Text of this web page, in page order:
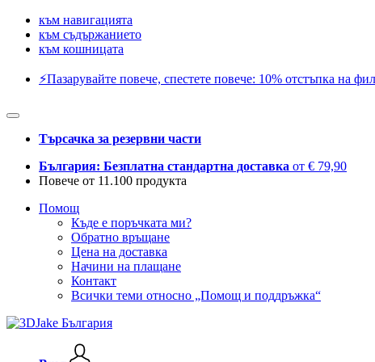
към навигацията
към съдържанието
към кошницата
⚡️Пазарувайте повече, спестете повече: 10% отстъпка на
Търсачка за резервни части
България: Безплатна стандартна доставка от € 79,90
Повече от 11.100 продукта
Помощ
Къде е поръчката ми?
Обратно връщане
Цена на доставка
Начини на плащане
Контакт
Всички теми относно „Помощ и поддръжка“